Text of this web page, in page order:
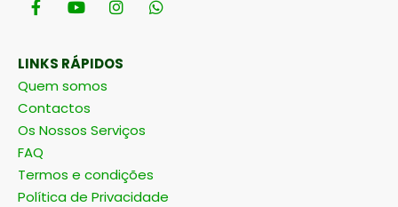
LINKS RÁPIDOS
Quem somos
Contactos
Os Nossos Serviços
FAQ
Termos e condições
Política de Privacidade